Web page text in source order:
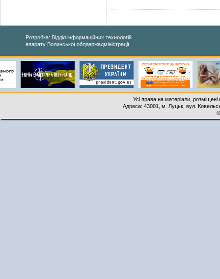
Розробка: Відділ інформаційних технологій
апарату Волинської облдержадміністрації
Усі права на матеріали,
Адреса: 43001, м. Луцьк, вул.